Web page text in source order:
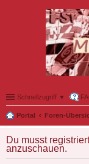
Schnellzugriff ▼
Portal Foren-
Du musst
anzuschauen.